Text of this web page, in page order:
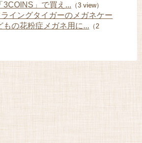
3COINS」で買え... （3 view）
イングタイガーのメガネケー
もの花粉症メガネ用に... （2